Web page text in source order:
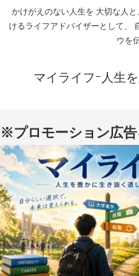
かけがえのない人生を 大切な人
けるライフアドバイザーとして、
ウを
マイライフｰ人生
※プロモーション広告